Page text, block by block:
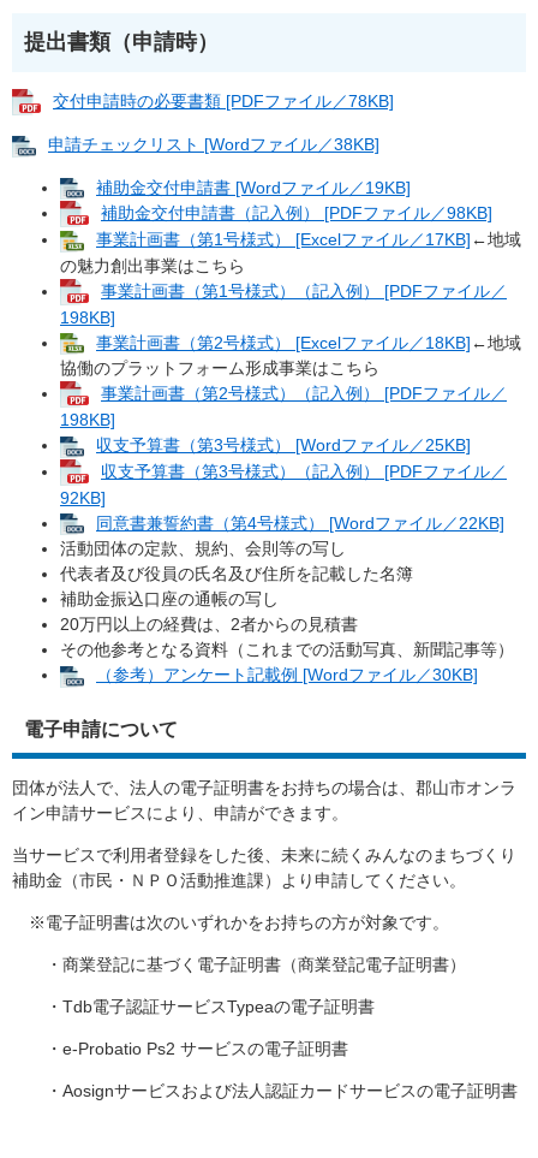
提出書類（申請時）
交付申請時の必要書類 [PDFファイル／78KB]
申請チェックリスト [Wordファイル／38KB]
補助金交付申請書 [Wordファイル／19KB]
補助金交付申請書（記入例） [PDFファイル／98KB]
事業計画書（第1号様式） [Excelファイル／17KB] ←地域
の魅力創出事業はこちら
事業計画書（第1号様式）​（記入例） [PDFファイル／
198KB]
事業計画書（第2号様式） [Excelファイル／18KB] ←地域
協働のプラットフォーム形成事業はこちら
事業計画書（第2号様式）（記入例） [PDFファイル／
198KB]
収支予算書（第3号様式） [Wordファイル／25KB]
収支予算書（第3号様式）​（記入例） [PDFファイル／
92KB]
同意書兼誓約書（第4号様式） [Wordファイル／22KB]
活動団体の定款、規約、会則等の写し
代表者及び役員の氏名及び住所を記載した名簿
補助金振込口座の通帳の写し
20万円以上の経費は、2者からの見積書
その他参考となる資料（これまでの活動写真、新聞記事等）
（参考）アンケート記載例 [Wordファイル／30KB]
電子申請について
団体が法人で、法人の電子証明書をお持ちの場合は、郡山市オンラ
イン申請サービスにより、申請ができます。
当サービスで利用者登録をした後、未来に続くみんなのまちづくり
補助金（市民・ＮＰＯ活動推進課）より申請してください。
※電子証明書は次のいずれかをお持ちの方が対象です。
・商業登記に基づく電子証明書（商業登記電子証明書）
・Tdb電子認証サービスTypeaの電子証明書
・e-Probatio Ps2 サービスの電子証明書
・Aosignサービスおよび法人認証カードサービスの電子証明書